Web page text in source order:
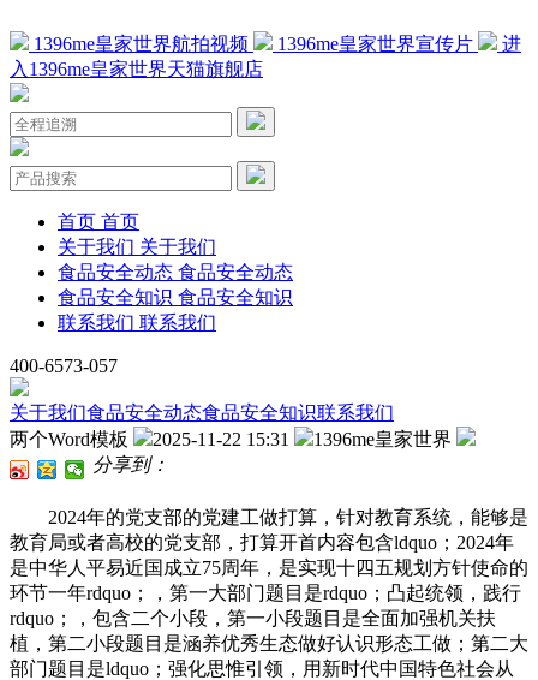
1396me皇家世界航拍视频 1396me皇家世界宣传片
进
入1396me皇家世界天猫旗舰店
首页 首页
关于我们 关于我们
食品安全动态 食品安全动态
食品安全知识 食品安全知识
联系我们 联系我们
400-6573-057
关于我们食品安全动态食品安全知识联系我们
两个Word模板
2025-11-22 15:31
1396me皇家世界
分享到：
2024年的党支部的党建工做打算，针对教育系统，能够是
教育局或者高校的党支部，打算开首内容包含ldquo；2024年
是中华人平易近国成立75周年，是实现十四五规划方针使命的
环节一年rdquo；，第一大部门题目是rdquo；凸起统领，践行
rdquo；，包含二个小段，第一小段题目是全面加强机关扶
植，第二小段题目是涵养优秀生态做好认识形态工做；第二大
部门题目是ldquo；强化思惟引领，用新时代中国特色社会从